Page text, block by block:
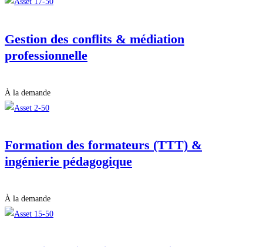
Gestion des conflits & médiation
professionnelle
À la demande
Formation des formateurs (TTT) &
ingénierie pédagogique
À la demande